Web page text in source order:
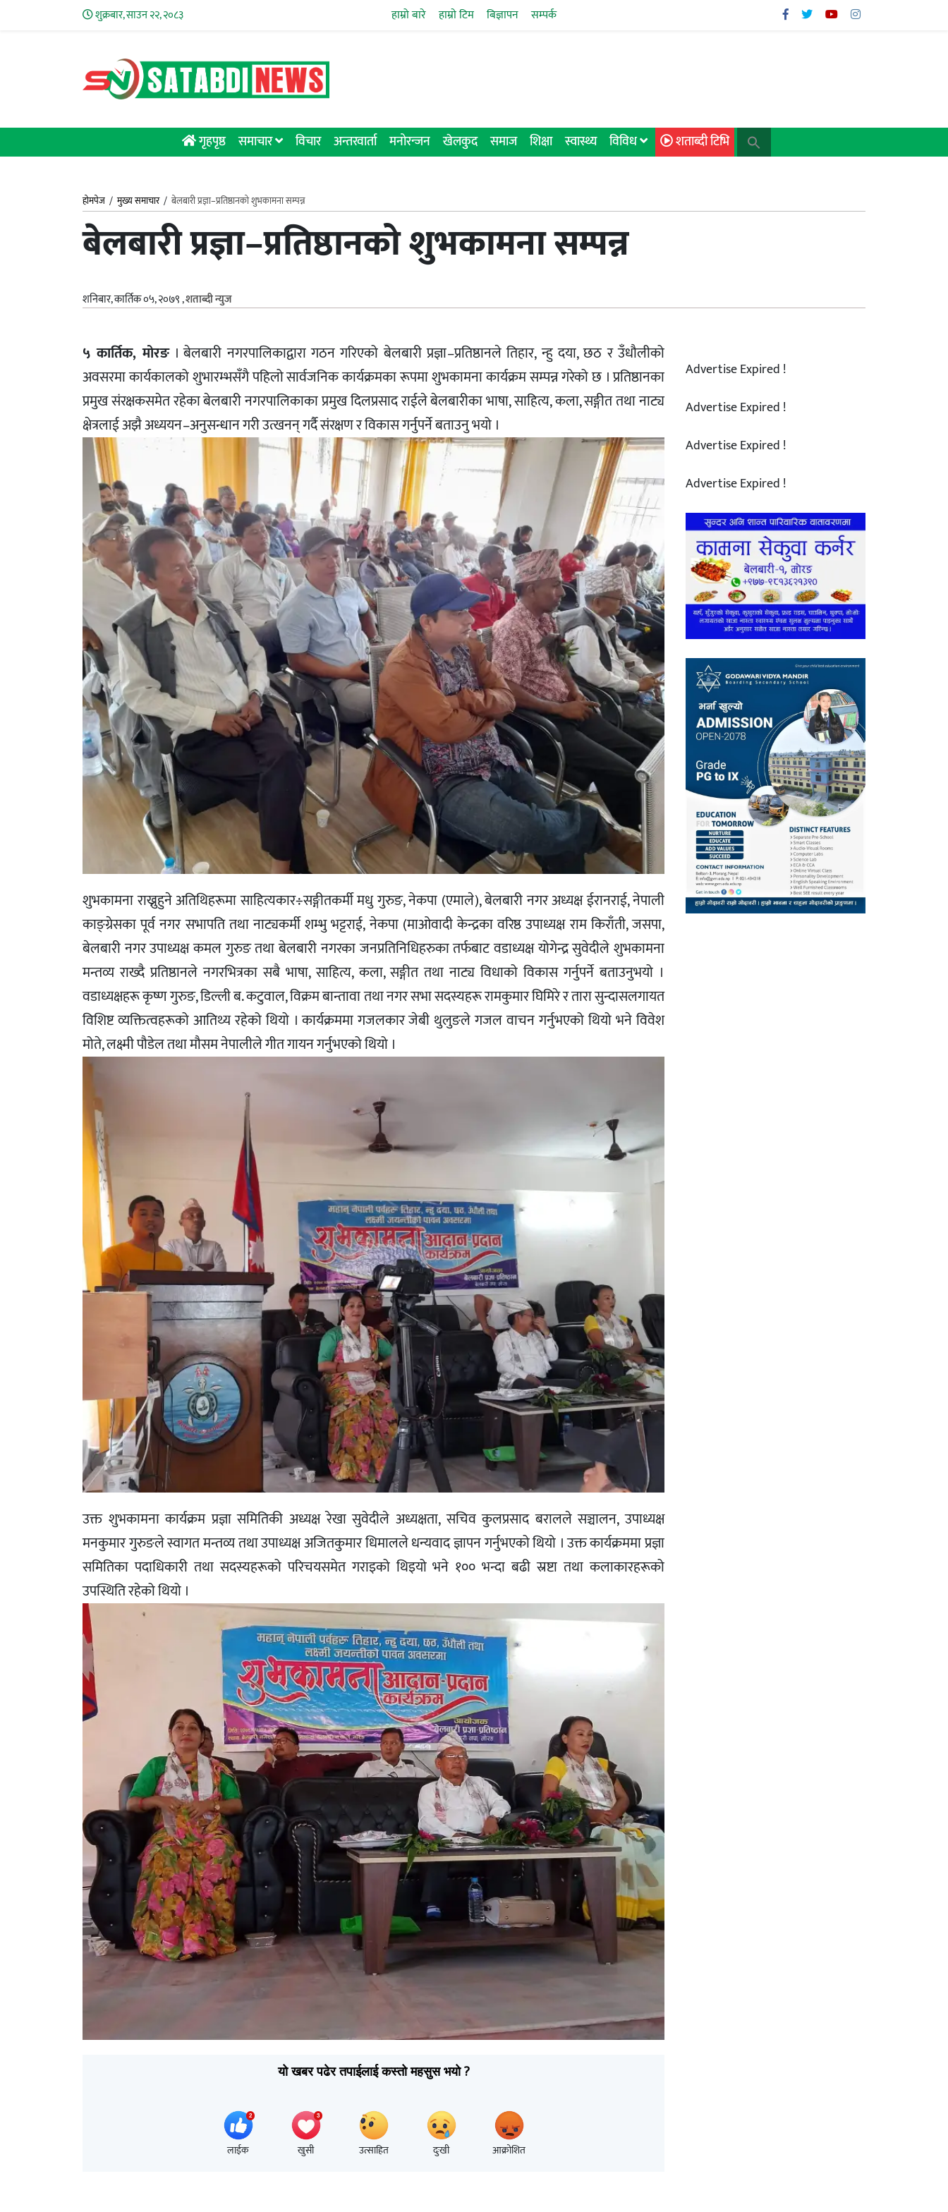
शुक्रबार, साउन २२, २०८३ हाम्रो बारे हाम्राे टिम बिज्ञापन सम्पर्क
गृहपृष्ठ समाचार विचार अन्तरवार्ता मनोरन्जन खेलकुद समाज शिक्षा स्वास्थ्य विविध शताब्दी टिभि
होमपेज /मुख्य समाचार/ बेलबारी प्रज्ञा–प्रतिष्ठानको शुभकामना सम्पन्न
बेलबारी प्रज्ञा–प्रतिष्ठानको शुभकामना सम्पन्न
शनिबार, कार्तिक ०५, २०७९,शताब्दी न्युज
५ कार्तिक, मोरङ। बेलबारी नगरपालिकाद्वारा गठन गरिएको बेलबारी प्रज्ञा–प्रतिष्ठानले तिहार, न्हु दया, छठ र उँधौलीको
अवसरमा कार्यकालको शुभारम्भसँगै पहिलो सार्वजनिक कार्यक्रमका रूपमा शुभकामना कार्यक्रम सम्पन्न गरेको छ । प्रतिष्ठानका
प्रमुख संरक्षकसमेत रहेका बेलबारी नगरपालिकाका प्रमुख दिलप्रसाद राईले बेलबारीका भाषा, साहित्य, कला, सङ्गीत तथा नाट्य
क्षेत्रलाई अझै अध्ययन–अनुसन्धान गरी उत्खनन् गर्दै संरक्षण र विकास गर्नुपर्ने बताउनु भयो ।
शुभकामना राख्नुहुने अतिथिहरूमा साहित्यकार÷सङ्गीतकर्मी मधु गुरुङ, नेकपा (एमाले), बेलबारी नगर अध्यक्ष ईरानराई, नेपाली
काङ्ग्रेसका पूर्व नगर सभापति तथा नाट्यकर्मी शम्भु भट्टराई, नेकपा (माओवादी केन्द्रका वरिष्ठ उपाध्यक्ष राम किराँती, जसपा,
बेलबारी नगर उपाध्यक्ष कमल गुरुङ तथा बेलबारी नगरका जनप्रतिनिधिहरुका तर्फबाट वडाध्यक्ष योगेन्द्र सुवेदीले शुभकामना
मन्तव्य राख्दै प्रतिष्ठानले नगरभित्रका सबै भाषा, साहित्य, कला, सङ्गीत तथा नाट्य विधाको विकास गर्नुपर्ने बताउनुभयो ।
वडाध्यक्षहरू कृष्ण गुरुङ, डिल्ली ब. कटुवाल, विक्रम बान्तावा तथा नगर सभा सदस्यहरू रामकुमार घिमिरे र तारा सुन्दासलगायत
विशिष्ट व्यक्तित्वहरूको आतिथ्य रहेको थियो । कार्यक्रममा गजलकार जेबी थुलुङले गजल वाचन गर्नुभएको थियो भने विवेश
मोते, लक्ष्मी पौडेल तथा मौसम नेपालीले गीत गायन गर्नुभएको थियो ।
उक्त शुभकामना कार्यक्रम प्रज्ञा समितिकी अध्यक्ष रेखा सुवेदीले अध्यक्षता, सचिव कुलप्रसाद बरालले सञ्चालन, उपाध्यक्ष
मनकुमार गुरुङले स्वागत मन्तव्य तथा उपाध्यक्ष अजितकुमार धिमालले धन्यवाद ज्ञापन गर्नुभएको थियो । उक्त कार्यक्रममा प्रज्ञा
समितिका पदाधिकारी तथा सदस्यहरूको परिचयसमेत गराइको थिइयो भने १०० भन्दा बढी स्रष्टा तथा कलाकारहरूको
उपस्थिति रहेको थियो ।
यो खबर पढेर तपाईलाई कस्तो महसुस भयो ?
लाईक खुसी उत्साहित दुःखी आक्रोशित
Advertise Expired !
Advertise Expired !
Advertise Expired !
Advertise Expired !